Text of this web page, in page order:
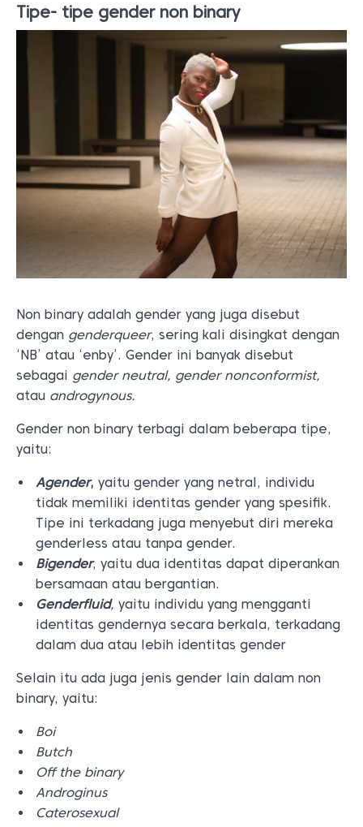
Tipe- tipe gender non binary
Non binary adalah gender yang juga disebut
dengan genderqueer, sering kali disingkat dengan
‘NB’ atau ‘enby’. Gender ini banyak disebut
sebagai gender neutral, gender nonconformist,
atau androgynous.
Gender non binary terbagi dalam beberapa tipe,
yaitu:
Agender, yaitu gender yang netral, individu
tidak memiliki identitas gender yang spesifik.
Tipe ini terkadang juga menyebut diri mereka
genderless atau tanpa gender.
Bigender, yaitu dua identitas dapat diperankan
bersamaan atau bergantian.
Genderfluid, yaitu individu yang mengganti
identitas gendernya secara berkala, terkadang
dalam dua atau lebih identitas gender
Selain itu ada juga jenis gender lain dalam non
binary, yaitu:
Boi
Butch
Off the binary
Androginus
Caterosexual